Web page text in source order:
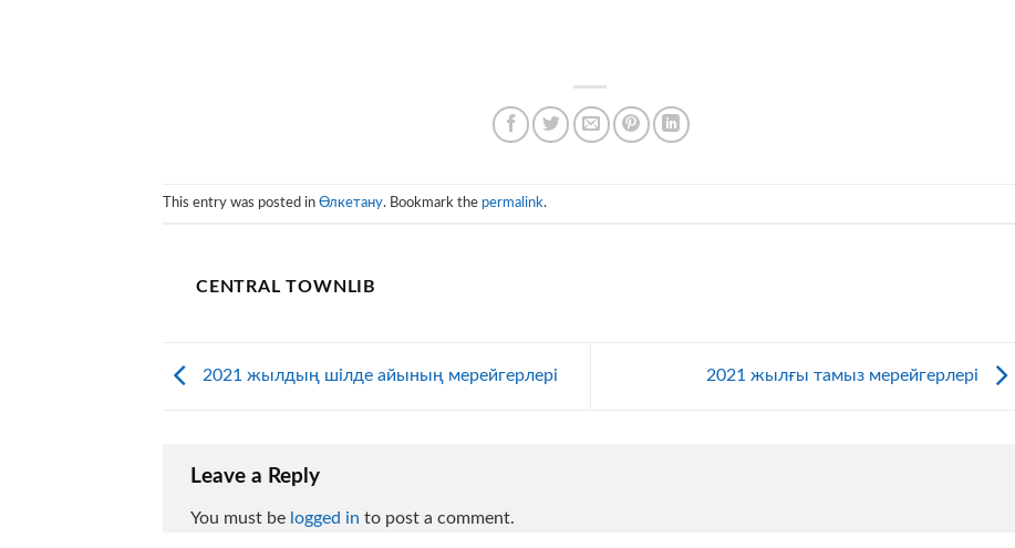
This entry was posted in Өлкетану. Bookmark the permalink.
CENTRAL TOWNLIB
2021 жылдың шілде айының мерейгерлері 2021 жылғы тамыз мерейгерлері
Leave a Reply
You must be logged in to post a comment.